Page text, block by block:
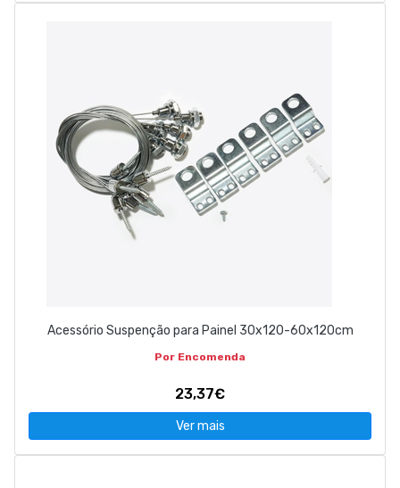
Acessório Suspenção para Painel 30x120-60x120cm
Por Encomenda
23,37€
Ver mais